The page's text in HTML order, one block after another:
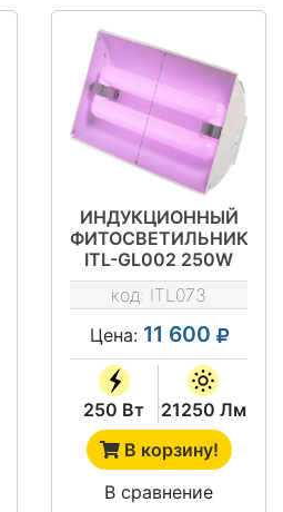
ИНДУКЦИОННЫЙ
ФИТОСВЕТИЛЬНИК
ITL-GL002 250W
код: ITL073
Цена: 11 600
250 Вт
21250 Лм
В корзину!
В сравнение